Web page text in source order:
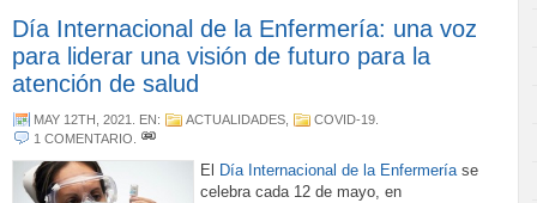
Día Internacional de la Enfermería: una voz
para liderar una visión de futuro para la
atención de salud
MAY 12TH, 2021 . EN: ACTUALIDADES COVID-19
1 COMENTARIO
El Día Internacional de la Enfermeríase
celebra cada 12 de mayo, en